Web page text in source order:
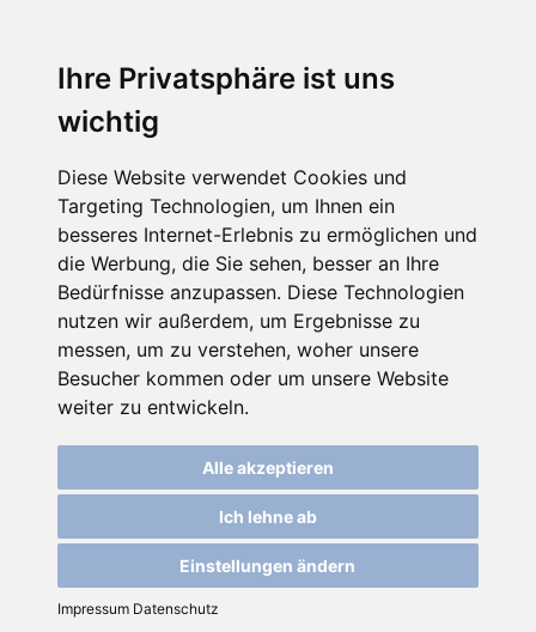
Ihre Privatsphäre ist uns
wichtig
Diese Website verwendet Cookies und
Targeting Technologien, um Ihnen ein
besseres Internet-Erlebnis zu ermöglichen und
die Werbung, die Sie sehen, besser an Ihre
Bedürfnisse anzupassen. Diese Technologien
nutzen wir außerdem, um Ergebnisse zu
messen, um zu verstehen, woher unsere
Besucher kommen oder um unsere Website
weiter zu entwickeln.
Alle akzeptieren
Ich lehne ab
Einstellungen ändern
Impressum Datenschutz